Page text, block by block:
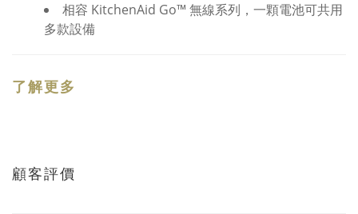
相容 KitchenAid Go™ 無線系列，一顆電池可共用
多款設備
了解更多
顧客評價